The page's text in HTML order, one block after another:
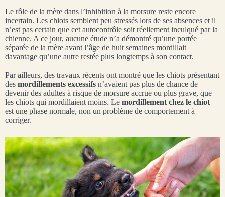
Le rôle de la mère dans l’inhibition à la morsure reste encore
incertain. Les chiots semblent peu stressés lors de ses absences et il
n’est pas certain que cet autocontrôle soit réellement inculqué par la
chienne. A ce jour, aucune étude n’a démontré qu’une portée
séparée de la mère avant l’âge de huit semaines mordillait
davantage qu’une autre restée plus longtemps à son contact.
Par ailleurs, des travaux récents ont montré que les chiots présentant
des mordillements excessifs n’avaient pas plus de chance de
devenir des adultes à risque de morsure accrue ou plus grave, que
les chiots qui mordillaient moins. Le mordillement chez le chiot
est une phase normale, non un problème de comportement à
corriger.